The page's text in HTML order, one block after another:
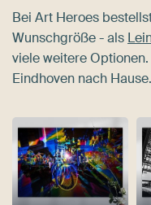
Bei Art Heroes
Wunschgröße - als
viele weitere
Eindhoven nach Hause.